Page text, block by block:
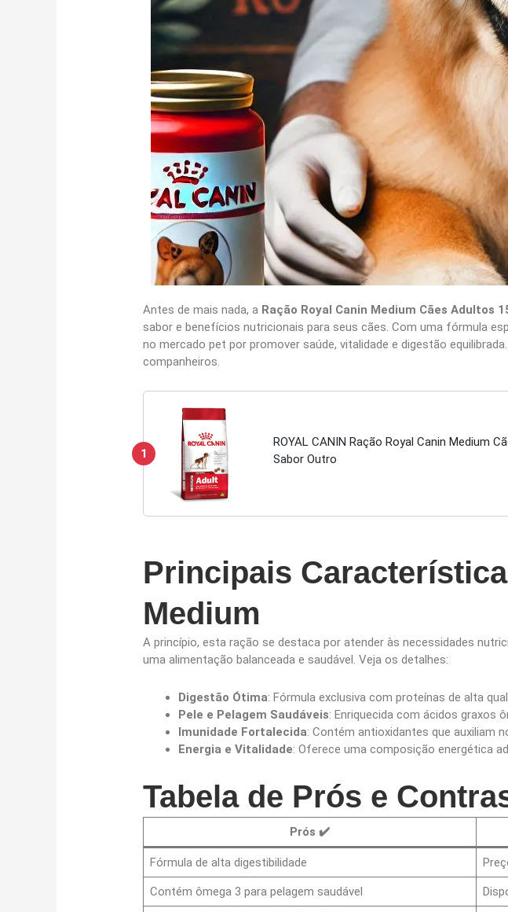
Antes de mais nada, a Ração Royal Canin Medium Cães Adultos
sabor e benefícios nutricionais para seus cães. Com uma fórmula
no mercado pet por promover saúde, vitalidade e digestão
companheiros.
1
ROYAL CANIN Ração Royal Canin Medium
Sabor Outro
Principais
Medium
A princípio, esta ração se destaca por atender às necessidades
uma alimentação balanceada e saudável. Veja os detalhes:
Digestão Ótima: Fórmula exclusiva com proteínas de alta
Pele e Pelagem Saudáveis: Enriquecida com ácidos graxos
Imunidade Fortalecida: Contém antioxidantes que auxiliam
Energia e Vitalidade: Oferece uma composição energética
Tabela de Prós e
Prós ✔️
Fórmula de alta digestibilidade
Contém ômega 3 para pelagem saudável